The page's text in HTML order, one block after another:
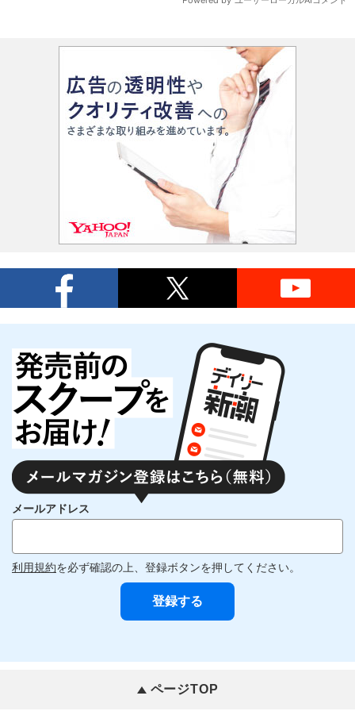
メールアドレス
利用規約を必ず確認の上、登録ボタンを押してください。
ページTOP